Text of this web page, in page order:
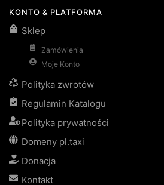
KONTO & PLATFORMA
Sklep
Zamówienia
Moje Konto
Polityka zwrotów
Regulamin Katalogu
Polityka prywatności
Domeny pl.taxi
Donacja
Kontakt